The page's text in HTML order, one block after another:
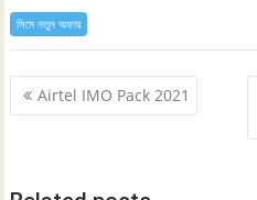
সিমে নতুন ‍অফার
Post
navigation
Airtel IMO Pack 2021